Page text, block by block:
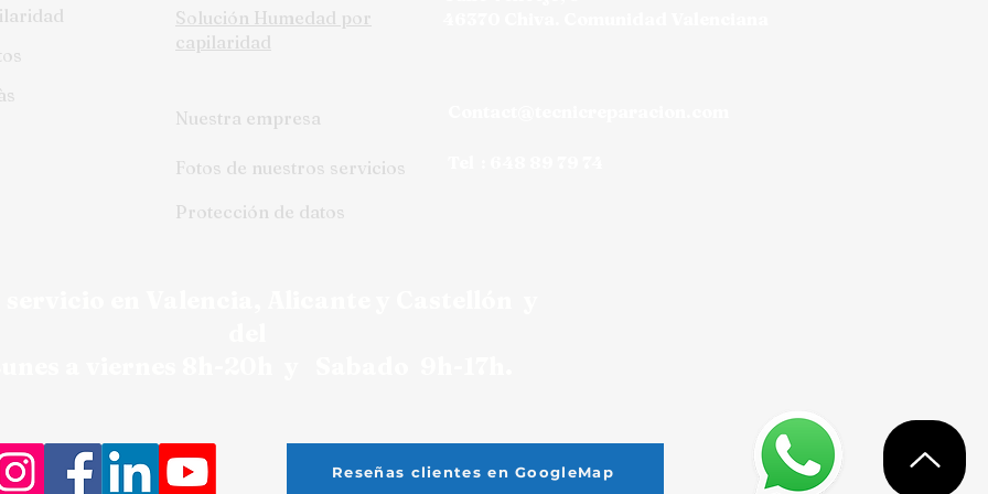
Solución Humedad por
capilaridad
Nuestra empresa
Fotos de nuestros servicios
Protección de datos
Reseñas clientes en GoogleMap